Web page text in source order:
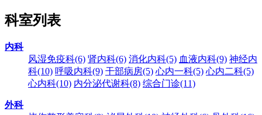
科室列表
内科
风湿免疫科(6) 肾内科(6) 消化内科(5) 血液内科(9) 神经内
科(10) 呼吸内科(9) 干部病房(5) 心内一科(5) 心内二科(5)
心内科(10) 内分泌代谢科(8) 综合门诊(11)
外科